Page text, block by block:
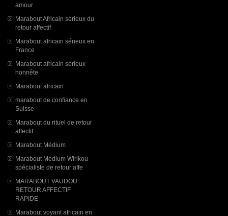
amour
Marabout Africain sérieux du
retour affectif
Marabout africain sérieux en
France
Marabout africain sérieux
honnête
Marabout africain
marabout de confiance en
Suisse
Marabout du rituel de retour
affectif
Marabout Médium
Marabout Médium Wirikou
spécialiste de retour affe
MARABOUT VAUDOU
RETOUR AFFECTIF
RAPIDE
Marabout voyant africain en